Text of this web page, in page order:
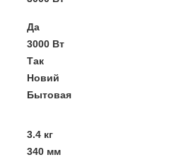
Да
3000 Вт
Так
Новий
Бытовая
3.4 кг
340 мм